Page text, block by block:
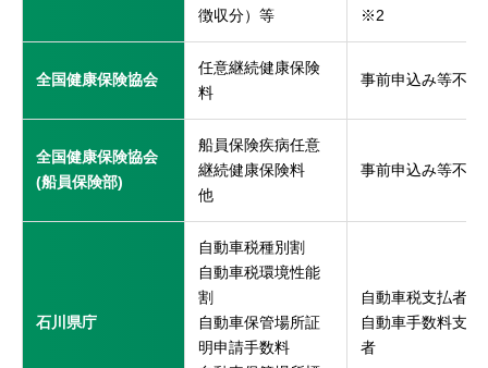
徴収分）等 ※2
全国健康保険協会
任意継続健康保険
料
事前申込み等不要
全国健康保険協会
(船員保険部)
船員保険疾病任意
継続健康保険料
他
事前申込み等不要
石川県庁
自動車税種別割
自動車税環境性能
割
自動車保管場所証
明申請手数料
自動車税支払者
自動車手数料支払
者